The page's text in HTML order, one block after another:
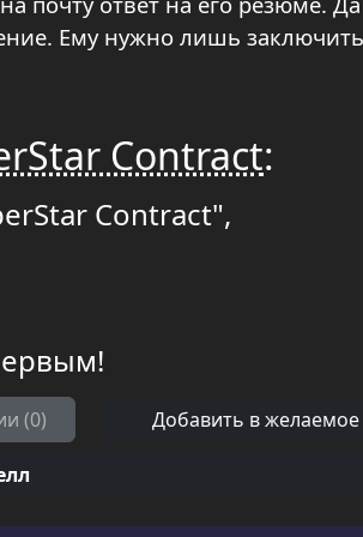
Ему нужно лишь заключить
Contract:
Contract",
(0) Добавить в желаемое